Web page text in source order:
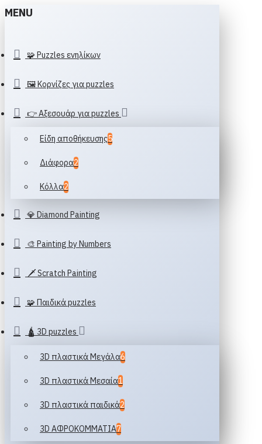
MENU
🧩 Puzzles ενηλίκων
🖼️ Κορνίζες για puzzles
👉 Αξεσουάρ για puzzles
Είδη αποθήκευσης5
Διάφορα2
Κόλλα2
💎 Diamond Painting
🎨 Painting by Numbers
🗡️ Scratch Painting
🧩 Παιδικά puzzles
🛕 3D puzzles
3D πλαστικά Μεγάλα6
3D πλαστικά Μεσαία1
3D πλαστικά παιδικά2
3D ΑΦΡΟΚΟΜΜΑΤΙΑ7